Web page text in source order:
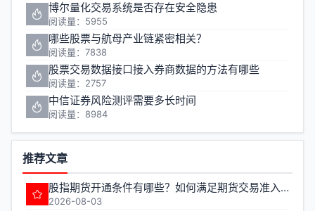
博尔量化交易系统是否存在安全隐患
阅读量：5955
哪些股票与航母产业链紧密相关？
阅读量：7838
股票交易数据接口接入券商数据的方法有哪些
阅读量：2757
中信证券风险测评需要多长时间
阅读量：8984
推荐文章
股指期货开通条件有哪些？如何满足期货交易准入要求？
2026-08-03